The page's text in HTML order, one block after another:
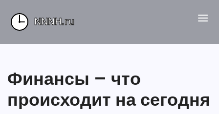
Финансы – что
происходит на сегодня